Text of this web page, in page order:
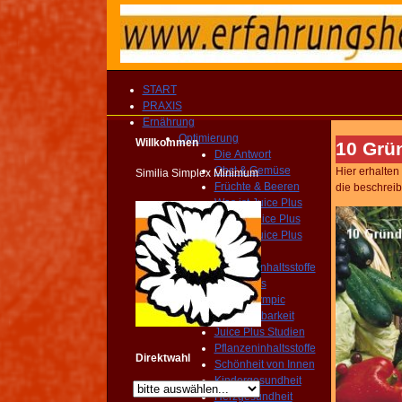
START
PRAXIS
Ernährung
Optimierung
Die Antwort
Obst & Gemüse
Früchte & Beeren
Was ist Juice Plus
Wer ist Juice Plus
Warum Juice Plus
Welt der Wunder
Pflanzeninhaltsstoffe
Warum Juice Plus
Swiss Olympic
Bioverfügbarkeit
Juice Plus Studien
Pflanzeninhaltsstoffe
Schönheit von Innen
Kindergesundheit
Herzgesundheit
Willkommen
Similia Simplex Minimum
Direktwahl
10
Hier
die